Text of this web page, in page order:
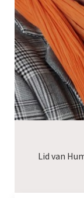
Lid van